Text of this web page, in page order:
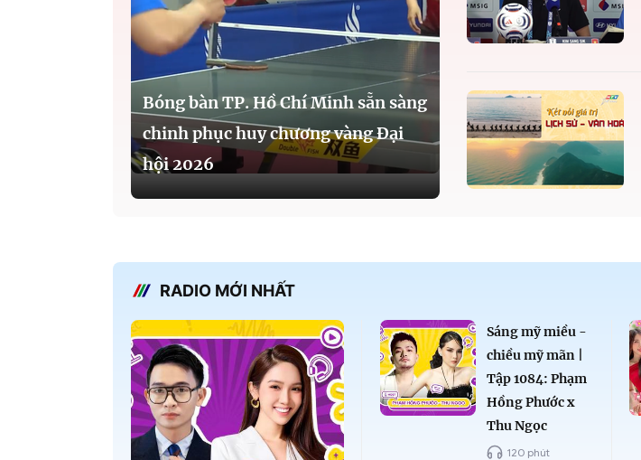
Bóng bàn TP. Hồ Chí Minh sẵn sàng
chinh phục huy chương vàng Đại
hội 2026
RADIO MỚI NHẤT
Sáng mỹ miều -
chiều mỹ mãn |
Tập 1084: Phạm
Hồng Phước x
Thu Ngọc
120 phút